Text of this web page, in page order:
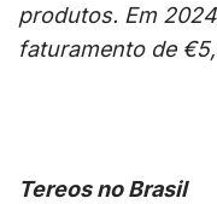
produtos. Em
faturamento de
Tereos no Brasil